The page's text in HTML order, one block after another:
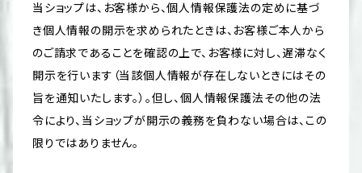
当ショップは、お客様から、個人情報保護法の定めに基づ
き個人情報の開示を求められたときは、お客様ご本人から
のご請求であることを確認の上で、お客様に対し、遅滞なく
開示を行います（当該個人情報が存在しないときにはその
旨を通知いたします。）。但し、個人情報保護法その他の法
令により、当ショップが開示の義務を負わない場合は、この
限りではありません。